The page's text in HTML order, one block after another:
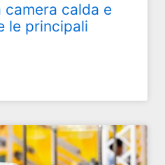
camera calda e
le principali